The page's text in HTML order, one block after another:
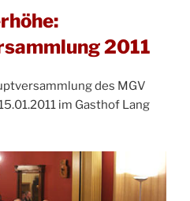
2011
des MGV
im Gasthof Lang